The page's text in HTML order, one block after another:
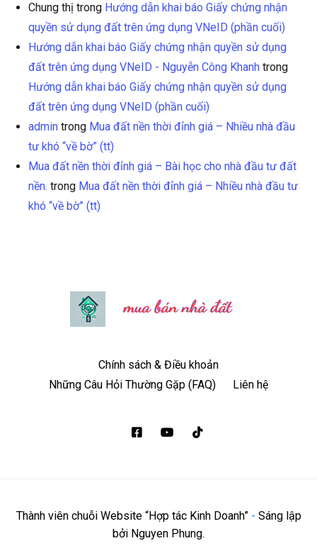
Chung thị trong Hướng dẫn khai báo Giấy chứng nhận
quyền sử dụng đất trên ứng dụng VNeID (phần cuối)
Hướng dẫn khai báo Giấy chứng nhận quyền sử dụng
đất trên ứng dụng VNeID - Nguyễn Công Khanh trong
Hướng dẫn khai báo Giấy chứng nhận quyền sử dụng
đất trên ứng dụng VNeID (phần cuối)
admin trong Mua đất nền thời đỉnh giá – Nhiều nhà đầu
tư khó “về bờ” (tt)
Mua đất nền thời đỉnh giá – Bài học cho nhà đầu tư đất
nền. trong Mua đất nền thời đỉnh giá – Nhiều nhà đầu tư
khó “về bờ” (tt)
Chính sách & Điều khoản
Những Câu Hỏi Thường Gặp (FAQ)
Liên hệ
Thành viên chuỗi Website “Hợp tác Kinh Doanh” - Sáng lập
bởi Nguyen Phung.